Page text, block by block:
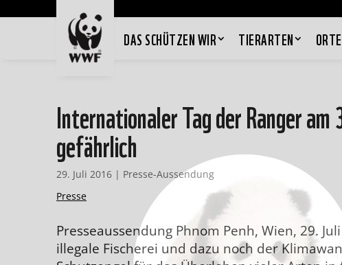
DAS SCHÜTZEN WIR TIERARTEN ORTE
Internationaler Tag der Ranger
gefährlich
29. Juli 2016 | Presse-Aussendung
Presse
Presseaussendung Phnom Penh, Wien, 29.
illegale Fischerei und dazu noch der